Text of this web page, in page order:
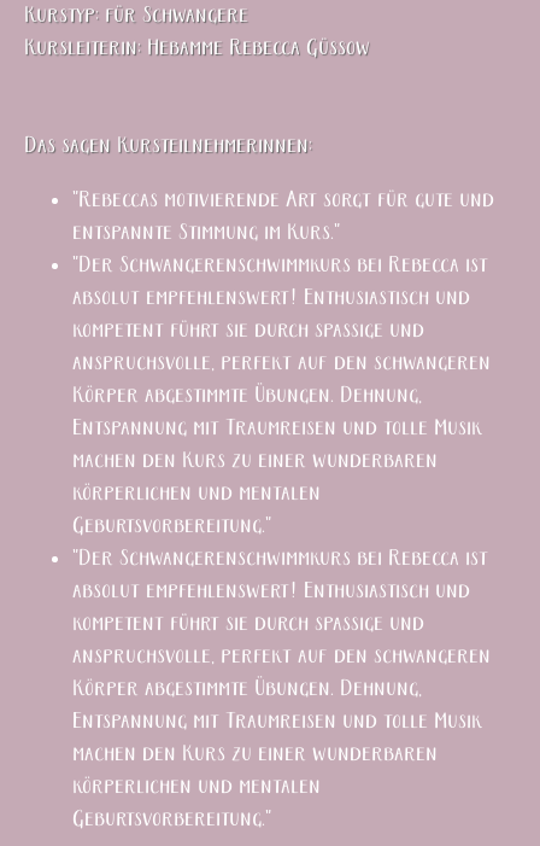
Kurstyp: für Schwangere
Kursleiterin: Hebamme Rebecca Güssow
Das sagen Kursteilnehmerinnen:
"Rebeccas motivierende Art sorgt für gute und
entspannte Stimmung im Kurs."
"Der Schwangerenschwimmkurs bei Rebecca ist
absolut empfehlenswert! Enthusiastisch und
kompetent führt sie durch spaßige und
anspruchsvolle, perfekt auf den schwangeren
Körper abgestimmte Übungen. Dehnung,
Entspannung mit Traumreisen und tolle Musik
machen den Kurs zu einer wunderbaren
körperlichen und mentalen
Geburtsvorbereitung."
"Der Schwangerenschwimmkurs bei Rebecca ist
absolut empfehlenswert! Enthusiastisch und
kompetent führt sie durch spaßige und
anspruchsvolle, perfekt auf den schwangeren
Körper abgestimmte Übungen. Dehnung,
Entspannung mit Traumreisen und tolle Musik
machen den Kurs zu einer wunderbaren
körperlichen und mentalen
Geburtsvorbereitung."